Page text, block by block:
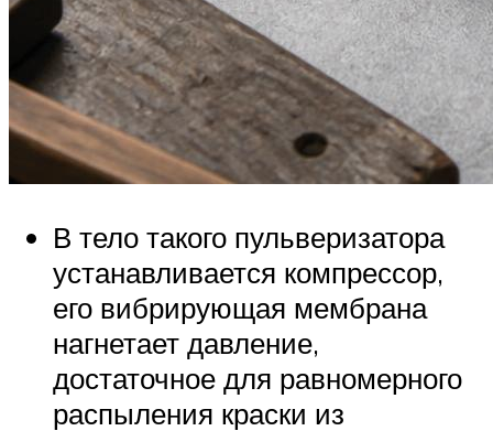
В тело такого пульверизатора
устанавливается компрессор,
его вибрирующая мембрана
нагнетает давление,
достаточное для равномерного
распыления краски из